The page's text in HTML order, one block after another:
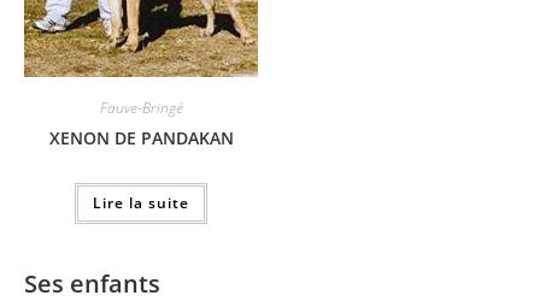
Fauve-Bringé
XENON DE PANDAKAN
Lire la suite
Ses enfants